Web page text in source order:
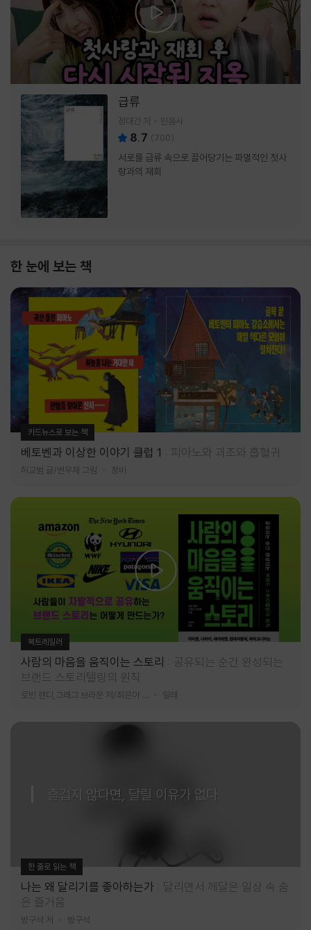
급류
정대건 저 민음사
8.7 (700)
서로를 급류 속으로 끌어당기는 파멸적인 첫사
랑과의 재회
한 눈에 보는 책
카드뉴스로 보는 책
베토벤과 이상한 이야기 클럽 1 피아노와 괴조와 흡혈귀
허교범 글/변우재 그림 창비
북트레일러
사람의 마음을 움직이는 스토리
공유되는 순간 완성되는
브랜드 스토리텔링의 원칙
알레
즐겁지 않다면, 달릴 이유가 없다
한 줄로 읽는 책
나는 왜 달리기를 좋아하는가
달리면서 깨달은 일상 속 숨
은 즐거움
방구석 저 방구석